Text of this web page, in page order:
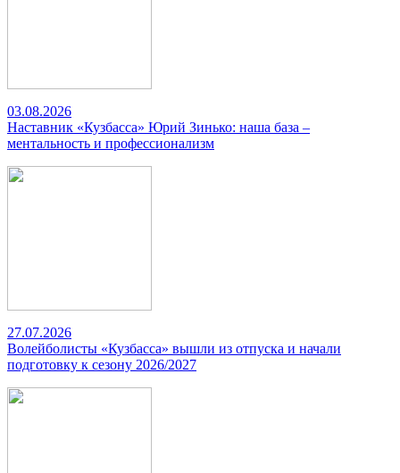
03.08.2026
Наставник «Кузбасса» Юрий Зинько: наша база –
ментальность и профессионализм
27.07.2026
Волейболисты «Кузбасса» вышли из отпуска и начали
подготовку к сезону 2026/2027